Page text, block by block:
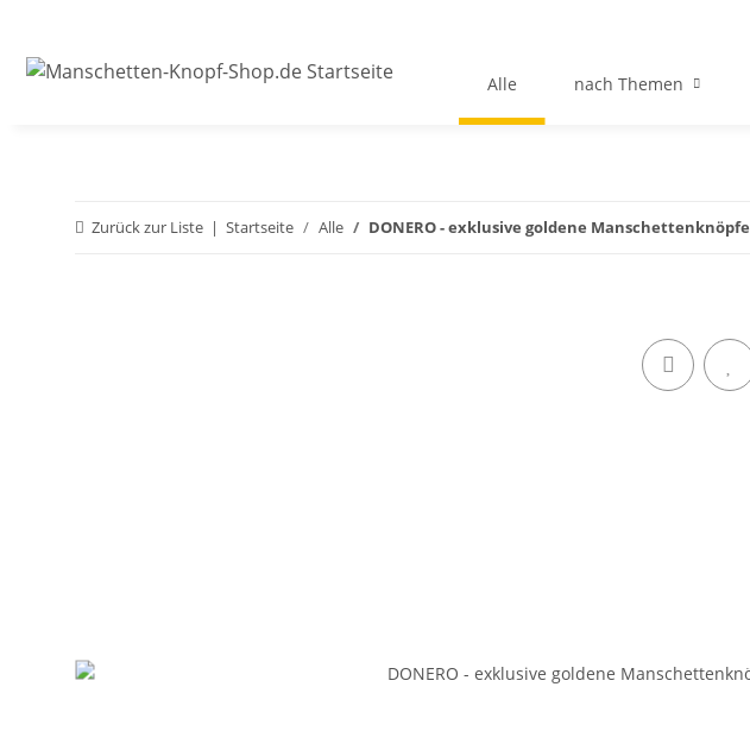
Alle nach Themen
Zurück zur Liste Startseite Alle DONERO - exklusive goldene Manschettenknöpfe